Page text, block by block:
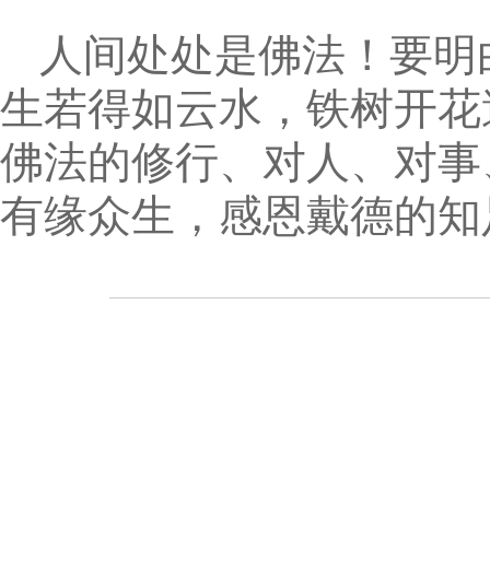
人间处处是佛法！要
生若得如云水，铁树开
佛法的修行、对人、对
有缘众生，感恩戴德的